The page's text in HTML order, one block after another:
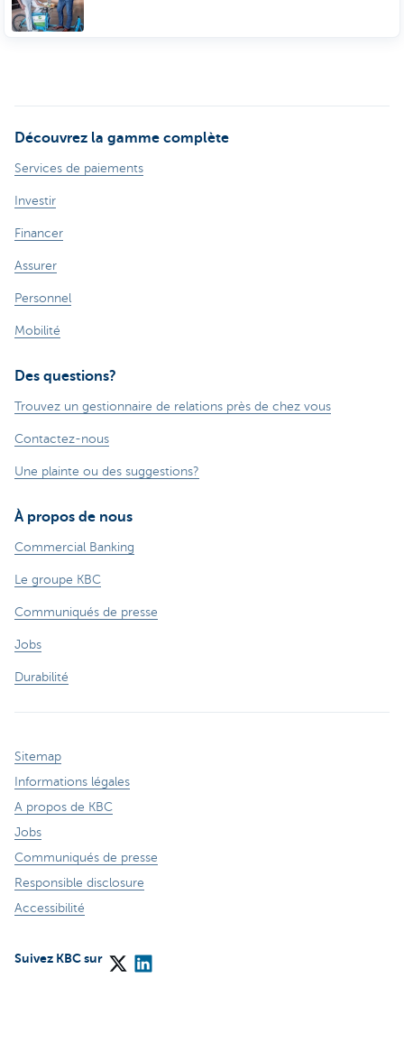
Découvrez la gamme complète
Services de paiements
Investir
Financer
Assurer
Personnel
Mobilité
Des questions?
Trouvez un gestionnaire de relations près de chez vous
Contactez-nous
Une plainte ou des suggestions?
À propos de nous
Commercial Banking
Le groupe KBC
Communiqués de presse
Jobs
Durabilité
Sitemap
Informations légales
A propos de KBC
Jobs
Communiqués de presse
Responsible disclosure
Accessibilité
Suivez KBC sur